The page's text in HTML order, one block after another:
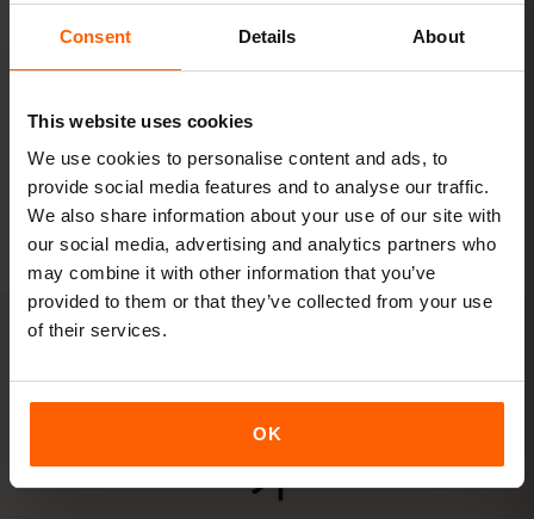
Consent Details About
This website uses cookies
We use cookies to personalise content and ads, to
provide social media features and to analyse our traffic.
We also share information about your use of our site with
our social media, advertising and analytics partners who
may combine it with other information that you’ve
provided to them or that they’ve collected from your use
of their services.
OK
추천20 GB 이상 또는 무제한
모든 수치는 참고용입니다. 실제 사용량은 기기, 앱 설정, 사용 습관에 따
라 달라집니다.
활성화
3단계
기